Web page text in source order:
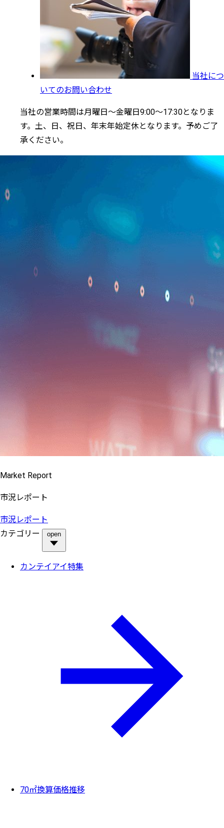
当社につ
いてのお問い合わせ
当社の営業時間は月曜日～金曜日9:00～17:30となりま
す。土、日、祝日、年末年始定休となります。予めご了
承ください。
Market Report
市況レポート
市況レポート
カテゴリー
open
カンテイアイ特集
70㎡換算価格推移